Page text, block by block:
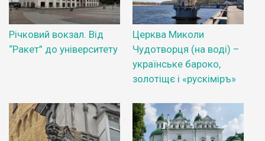
Річковий вокзал. Від
“Ракет” до університету
Церква Миколи
Чудотворця (на воді) –
українське бароко,
золотіщє і «рускіміръ»